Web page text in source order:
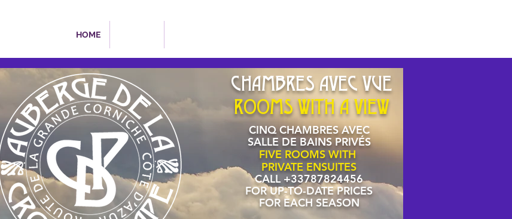
HOME
CINQ CHAMBRES AVEC
SALLE DE BAINS PRIVÉS
FIVE ROOMS WITH
PRIVATE ENSUITES
CALL +33787824456
FOR UP-TO-DATE PRICES
FOR EACH SEASON
CHAMBRES AVEC VUE
ROOMS WITH A VIEW